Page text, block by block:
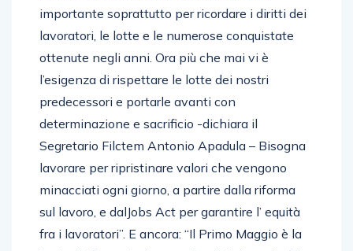
importante soprattutto per ricordare i diritti dei
lavoratori, le lotte e le numerose conquistate
ottenute negli anni. Ora più che mai vi è
l’esigenza di rispettare le lotte dei nostri
predecessori e portarle avanti con
determinazione e sacrificio -dichiara il
Segretario Filctem Antonio Apadula – Bisogna
lavorare per ripristinare valori che vengono
minacciati ogni giorno, a partire dalla riforma
sul lavoro, e dalJobs Act per garantire l’ equità
fra i lavoratori”. E ancora: “Il Primo Maggio è la